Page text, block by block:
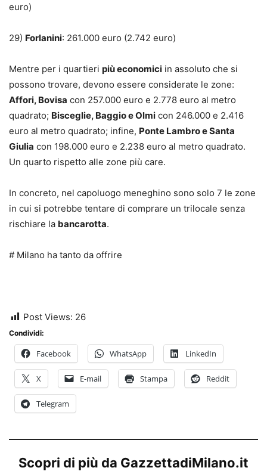
euro)
29) Forlanini: 261.000 euro (2.742 euro)
Mentre per i quartieri più economici in assoluto che si
possono trovare, devono essere considerate le zone:
Affori, Bovisa con 257.000 euro e 2.778 euro al metro
quadrato; Bisceglie, Baggio e Olmi con 246.000 e 2.416
euro al metro quadrato; infine, Ponte Lambro e Santa
Giulia con 198.000 euro e 2.238 euro al metro quadrato.
Un quarto rispetto alle zone più care.
In concreto, nel capoluogo meneghino sono solo 7 le zone
in cui si potrebbe tentare di comprare un trilocale senza
rischiare la bancarotta.
# Milano ha tanto da offrire
Post Views: 26
Condividi:
Facebook WhatsApp LinkedIn
X E-mail Stampa Reddit
Telegram
Scopri di più da GazzettadiMilano.it